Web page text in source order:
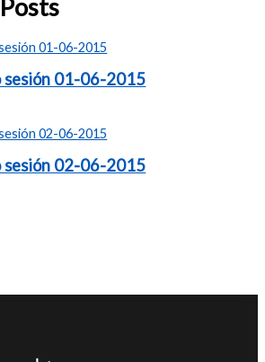
sesión 01-06-2015
sesión 02-06-2015